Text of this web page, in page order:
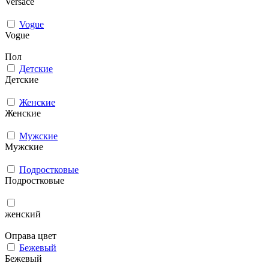
Vogue
Vogue
Пол
Детские
Детские
Женские
Женские
Мужcкие
Мужcкие
Подростковые
Подростковые
женский
Оправа цвет
Бежевый
Бежевый